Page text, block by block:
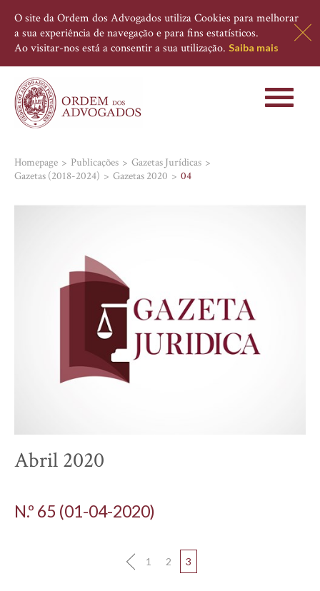
O site da Ordem dos Advogados utiliza Cookies para melhorar
a sua experiência de navegação e para fins estatísticos.
Ao visitar-nos está a consentir a sua utilização. Saiba mais
Toggle
Homepage Publicações
Gazetas Jurídicas
Gazetas (2018-2024)
Gazetas 2020 04
Abril 2020
N.º 65 (01-04-2020)
1 2 3